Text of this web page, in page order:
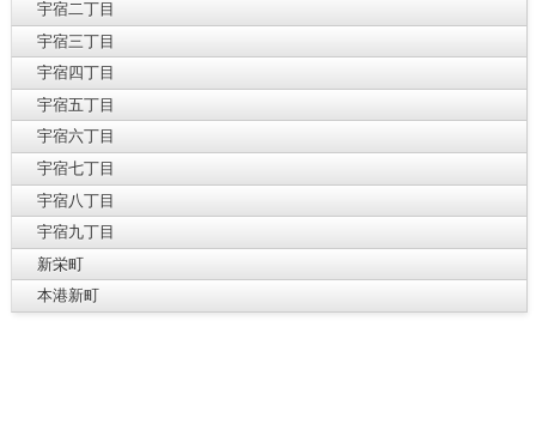
宇宿二丁目
宇宿三丁目
宇宿四丁目
宇宿五丁目
宇宿六丁目
宇宿七丁目
宇宿八丁目
宇宿九丁目
新栄町
本港新町